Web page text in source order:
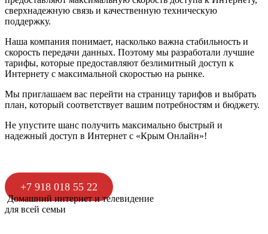
сверхнадежную связь и качественную техническую
поддержку.
Наша компания понимает, насколько важна стабильность и
скорость передачи данных. Поэтому мы разработали лучшие
тарифы, которые предоставляют безлимитный доступ к
Интернету с максимальной скоростью на рынке.
Мы приглашаем вас перейти на страницу тарифов и выбрать
план, который соответствует вашим потребностям и бюджету.
Не упустите шанс получить максимально быстрый и
надежный доступ в Интернет с «Крым Онлайн»!
+7 918 018 55 22
Домашний интернет и телевидение
для всей семьи